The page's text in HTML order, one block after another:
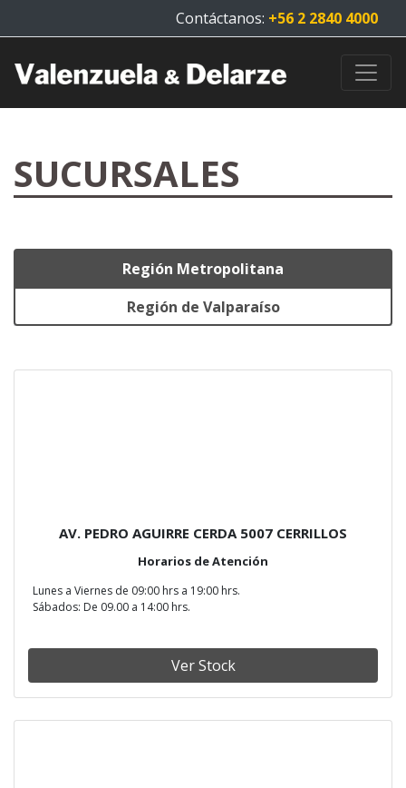
Contáctanos: +56 2 2840 4000
SUCURSALES
Región Metropolitana
Región de Valparaíso
AV. PEDRO AGUIRRE CERDA 5007 CERRILLOS
Horarios de Atención
Lunes a Viernes de 09:00 hrs a 19:00 hrs.
Sábados: De 09.00 a 14:00 hrs.
Ver Stock